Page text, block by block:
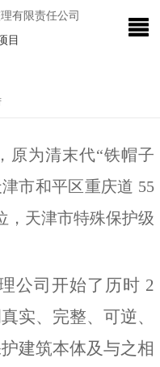
原为清末代“铁帽子
市和平区重庆道 55
，天津市特殊保护级
公司开始了历时 2
实、完整、可逆、
建筑本体及与之相